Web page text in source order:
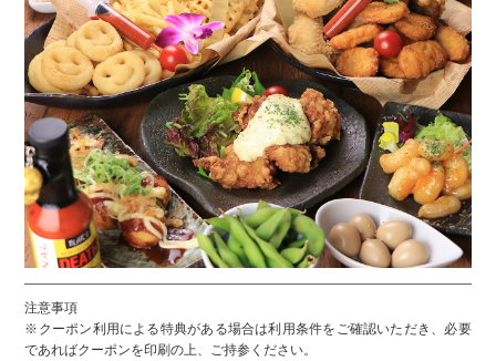
注意事項
※クーポン利用による特典がある場合は利用条件をご確認いただき、必要
であればクーポンを印刷の上、ご持参ください。